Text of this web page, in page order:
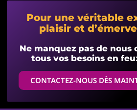
Pour une véritable
plaisir et
Ne manquez pas de nous
tous vos besoins en
CONTACTEZ-NOUS DÈS